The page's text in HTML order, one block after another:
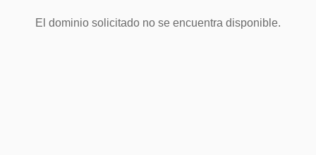
El dominio solicitado no se encuentra disponible.